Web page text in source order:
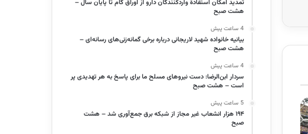
تمدید امکان استفادۀ واردکنندگان دارو از اوراق گام تا پایان سال –
هشت صبح
4 ساعت پیش
بیانیه خانواده شهید لاریجانی درباره برخی گمانه‌زنی‌های رسانه‌ای –
هشت صبح
4 ساعت پیش
سردار ابن‌الرضا: دست نیروهای مسلح ما برای پاسخ به هر تهدیدی پر
است – هشت صبح
5 ساعت پیش
۱۹۴ هزار انشعاب غیر مجاز از شبکه برق جمع‌آوری شد – هشت
صبح